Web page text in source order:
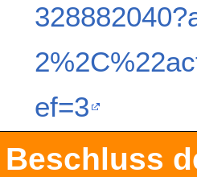
ef=3
Beschluss